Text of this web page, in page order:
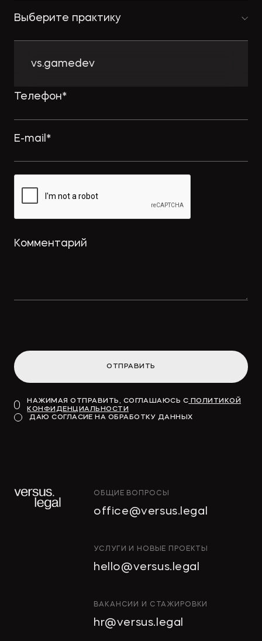
Выберите практику
vs.gamedev
ОТПРАВИТЬ
НАЖИМАЯ ОТПРАВИТЬ, СОГЛАШАЮСЬ С ПОЛИТИКОЙ
КОНФИДЕНЦИАЛЬНОСТИ
ДАЮ СОГЛАСИЕ НА ОБРАБОТКУ ДАННЫХ
ОБЩИЕ ВОПРОСЫ
office@versus.legal
УСЛУГИ И НОВЫЕ ПРОЕКТЫ
hello@versus.legal
ВАКАНСИИ И СТАЖИРОВКИ
hr@versus.legal